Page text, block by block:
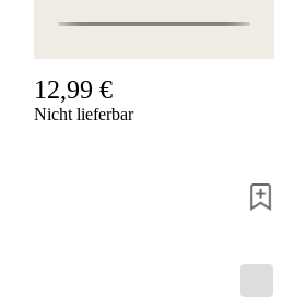
12,99 €
Nicht lieferbar
Management
Hotline
Chessbase
Accounts